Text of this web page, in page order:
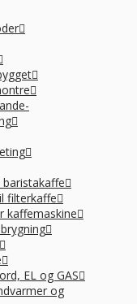
filterkaffe
kaffemaskine
EL og GAS
og